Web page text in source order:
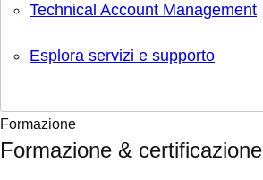
Technical Account Management
Esplora servizi e supporto
Formazione
Formazione & certificazione